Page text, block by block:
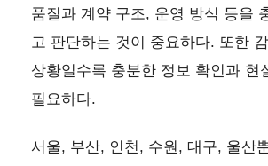
품질과 계약 구조, 운영 방식 등을
고 판단하는 것이 중요하다. 또한
상황일수록 충분한 정보 확인과 현
필요하다.
서울, 부산, 인천, 수원, 대구, 울산